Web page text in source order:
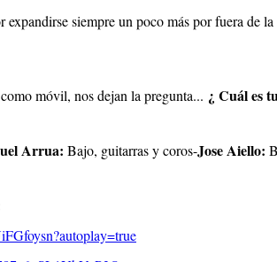
siempre un poco más por fuera de
móvil, nos dejan la pregunta... ¿ Cuál es
Arrua: Bajo, guitarras y coros-Jose Aiello: